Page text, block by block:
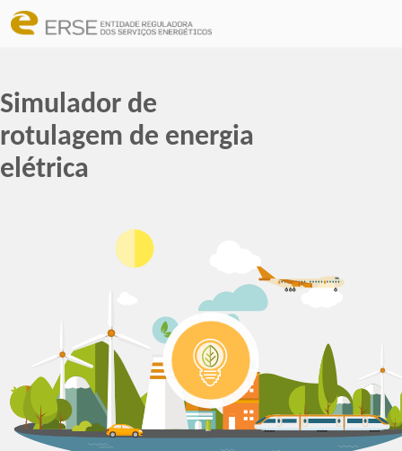
Simulador de
rotulagem de energia
elétrica